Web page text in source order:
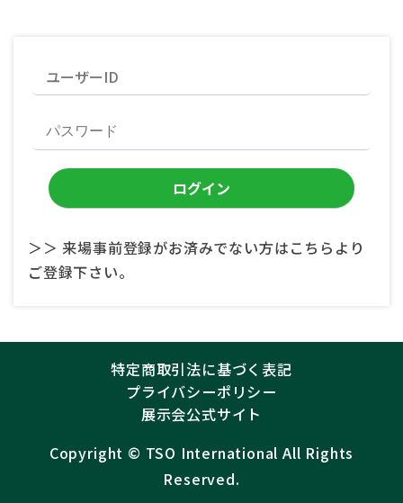
＞＞ 来場事前登録がお済みでない方はこちらより
ご登録下さい。
特定商取引法に基づく表記
プライバシーポリシー
展示会公式サイト
Copyright ©︎ TSO International All Rights
Reserved.